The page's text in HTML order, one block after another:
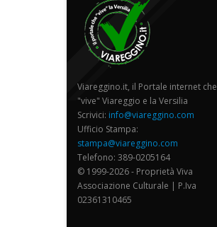
Viareggino.it, il Portale internet che
"vive" Viareggio e la Versilia
Scrivici: info@viareggino.com
Ufficio Stampa:
stampa@viareggino.com
Telefono: 389-0205164
© 1999-2026 - Proprietà Viva
Associazione Culturale | P.Iva
02361310465